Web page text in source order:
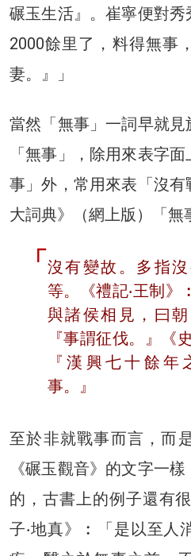
碾玉生活』。崔寧便對
2000餘里了，料得無事
妻。』」
當然「無事」一詞早就
「無事」，除用來表字
事」外，常用來表「沒
大詞典》（網上版）「無
沒有變故。多指
等。《禮記‧王制》
與諸侯相見，曰朝
『事謂征伐。』《
『漢興七十餘年
事。』
至於非就戰事而言，而
《碾玉觀音》的文字一
的，古書上的例子還有
子‧地真》︰「是以至人